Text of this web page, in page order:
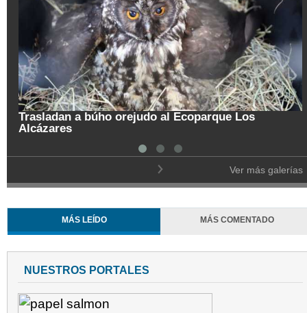
Trasladan a búho orejudo al Ecoparque Los
Alcázares
Ver más galerías
MÁS LEÍDO MÁS COMENTADO
NUESTROS PORTALES